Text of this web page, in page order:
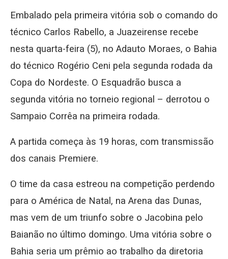
Embalado pela primeira vitória sob o comando do
técnico Carlos Rabello, a Juazeirense recebe
nesta quarta-feira (5), no Adauto Moraes, o Bahia
do técnico Rogério Ceni pela segunda rodada da
Copa do Nordeste. O Esquadrão busca a
segunda vitória no torneio regional – derrotou o
Sampaio Corrêa na primeira rodada.
A partida começa às 19 horas, com transmissão
dos canais Premiere.
O time da casa estreou na competição perdendo
para o América de Natal, na Arena das Dunas,
mas vem de um triunfo sobre o Jacobina pelo
Baianão no último domingo. Uma vitória sobre o
Bahia seria um prêmio ao trabalho da diretoria